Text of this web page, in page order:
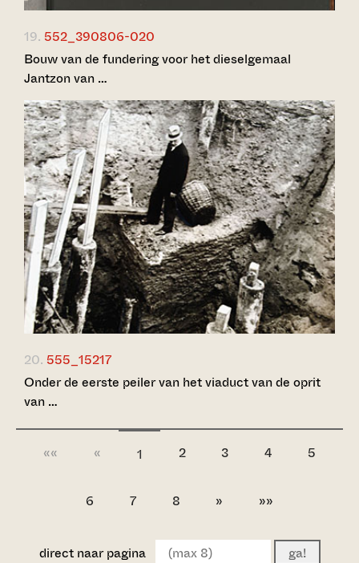
19. 552_390806-020
Bouw van de fundering voor het dieselgemaal
Jantzon van …
20. 555_15217
Onder de eerste peiler van het viaduct van de oprit
van …
«« « 1 2 3 4 5
6 7 8 » »»
direct naar pagina ga!